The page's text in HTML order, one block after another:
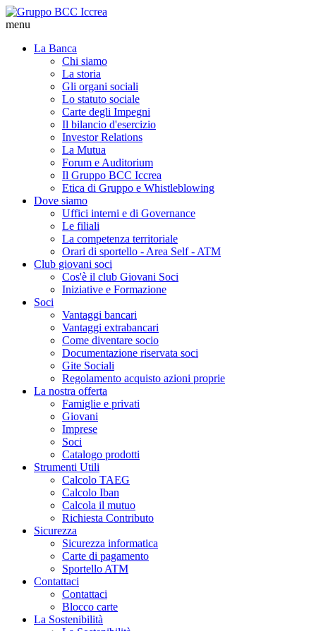
menu
La Banca
Chi siamo
La storia
Gli organi sociali
Lo statuto sociale
Carte degli Impegni
Il bilancio d'esercizio
Investor Relations
La Mutua
Forum e Auditorium
Il Gruppo BCC Iccrea
Etica di Gruppo e Whistleblowing
Dove siamo
Uffici interni e di Governance
Le filiali
La competenza territoriale
Orari di sportello - Area Self - ATM
Club giovani soci
Cos'è il club Giovani Soci
Iniziative e Formazione
Soci
Vantaggi bancari
Vantaggi extrabancari
Come diventare socio
Documentazione riservata soci
Gite Sociali
Regolamento acquisto azioni proprie
La nostra offerta
Famiglie e privati
Giovani
Imprese
Soci
Catalogo prodotti
Strumenti Utili
Calcolo TAEG
Calcolo Iban
Calcola il mutuo
Richiesta Contributo
Sicurezza
Sicurezza informatica
Carte di pagamento
Sportello ATM
Contattaci
Contattaci
Blocco carte
La Sostenibilità